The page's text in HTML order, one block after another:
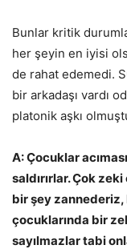
Bunlar kritik
her şeyin en iyisi
de rahat edemedi.
bir arkadaşı vardı
platonik aşkı
A: Çocuklar
saldırırlar. Çok
bir şey
çocuklarında bir
sayılmazlar tabi